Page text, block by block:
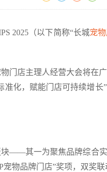
2025（以下简称“长城宠
门店主理人经营大会将在
准化，赋能门店可持续增
——其一为聚焦品牌综合
物品牌门店”奖项，双奖